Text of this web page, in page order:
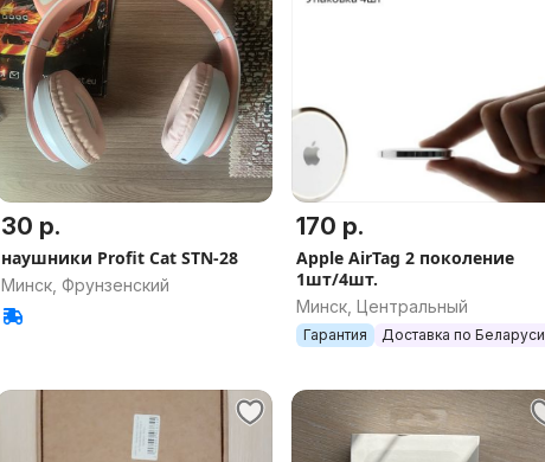
30 р.
наушники Profit Cat STN-28
Минск, Фрунзенский
170 р.
Apple AirTag 2 поколение
1шт/4шт.
Минск, Центральный
Гарантия Доставка по Беларуси